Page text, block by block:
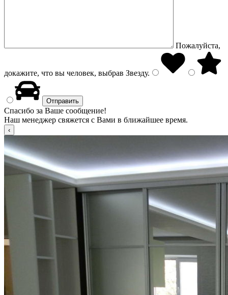
Пожалуйста,
докажите, что вы человек, выбрав Звезду.
Спасибо за Ваше сообщение!
Наш менеджер свяжется с Вами в ближайшее время.